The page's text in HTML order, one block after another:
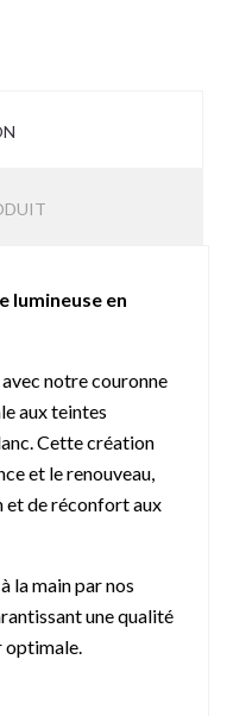
lumineuse en
notre couronne
aux teintes
Cette création
et le renouveau,
et de réconfort aux
la main par nos
une qualité
optimale.